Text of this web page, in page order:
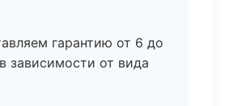
гарантию от 6 до
зависимости от вида